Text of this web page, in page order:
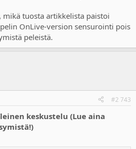
mikä tuosta artikkelista paistoi
OnLive-version sensurointi pois
peleistä.
#2 743
keskustelu (Lue aina